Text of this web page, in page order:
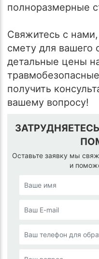
полноразмерные
Свяжитесь с нами,
смету для вашего
детальные цены
получить
вашему вопросу!
Оставьте заявку мы
и